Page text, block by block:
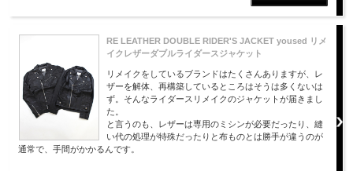
RE LEATHER DOUBLE RIDER'S JACKET yoused リメ
イクレザーダブルライダースジャケット
リメイクをしているブランドはたくさんありますが、レ
ザーを解体、再構築しているところはそうは多くないは
ず。そんなライダースリメイクのジャケットが届きまし
た。
と言うのも、レザーは専用のミシンが必要だったり、縫
い代の処理が特殊だったりと布ものとは勝手が違うのが
通常で、手間がかかるんです。